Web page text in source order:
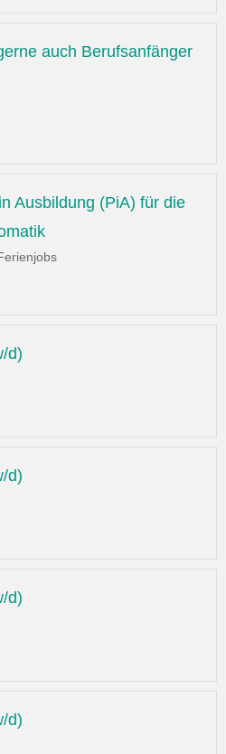
auch Berufsanfänger
Ausbildung (PiA) für die
d)
d)
d)
d)